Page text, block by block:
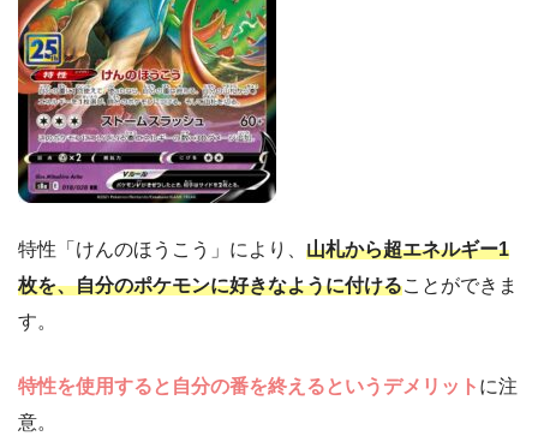
特性「けんのほうこう」により、 山札から超エネルギー1
枚を、自分のポケモンに好きなように付けることができま
す。
特性を使用すると自分の番を終えるというデメリット に注
意。